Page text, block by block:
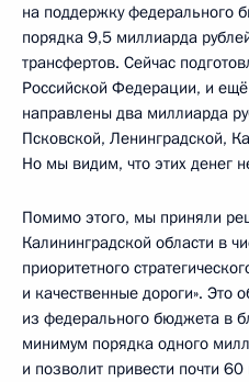
на поддержку федерального
порядка 9,5 миллиарда
трансфертов. Сейчас
Российской Федерации, и ещё
направлены два миллиарда
Псковской, Ленинградской,
Но мы видим, что этих денег
Помимо этого, мы приняли
Калининградской области в
приоритетного
и качественные дороги». Это
из федерального бюджета в
минимум порядка одного
и позволит привести почти